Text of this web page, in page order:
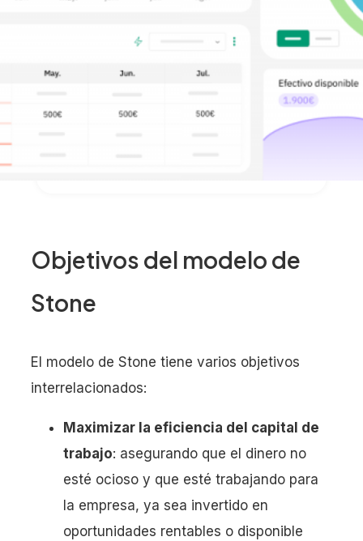
Objetivos del modelo de
Stone
El modelo de Stone tiene varios objetivos
interrelacionados:
Maximizar la eficiencia del capital de
trabajo: asegurando que el dinero no
esté ocioso y que esté trabajando para
la empresa, ya sea invertido en
oportunidades rentables o disponible